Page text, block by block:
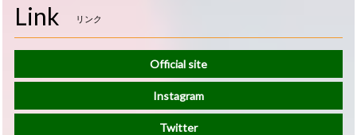
Link リンク
Official site
Instagram
Twitter